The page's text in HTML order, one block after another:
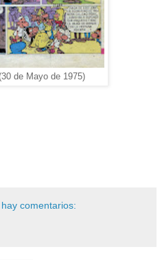
de Mayo de 1975)
hay comentarios: